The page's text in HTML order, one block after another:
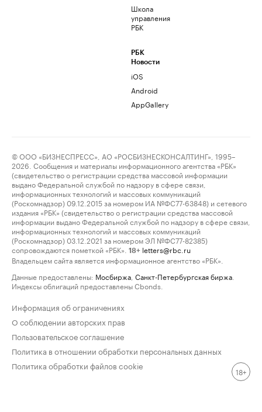
Школа
управления
РБК
РБК
Новости
iOS
Android
AppGallery
© ООО «БИЗНЕСПРЕСС», АО «РОСБИЗНЕСКОНСАЛТИНГ», 1995–
2026. Сообщения и материалы информационного агентства «РБК»
(свидетельство о регистрации средства массовой информации
выдано Федеральной службой по надзору в сфере связи,
информационных технологий и массовых коммуникаций
(Роскомнадзор) 09.12.2015 за номером ИА №ФС77-63848) и сетевого
издания «РБК» (свидетельство о регистрации средства массовой
информации выдано Федеральной службой по надзору в сфере связи,
информационных технологий и массовых коммуникаций
(Роскомнадзор) 03.12.2021 за номером ЭЛ №ФС77-82385)
сопровождаются пометкой «РБК».
18+ letters@rbc.ru
Владельцем сайта является информационное агентство «РБК».
Данные предоставлены: Мосбиржа Санкт-Петербургская биржа
Индексы облигаций предоставлены Cbonds.
Информация об ограничениях
О соблюдении авторских прав
Пользовательское соглашение
Политика в отношении обработки персональных данных
Политика обработки файлов cookie
18+